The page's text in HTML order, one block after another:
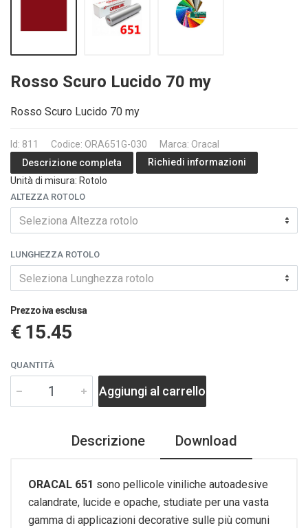
Rosso Scuro Lucido 70 my
Rosso Scuro Lucido 70 my
Id: 811 Codice: ORA651G-030
Marca: Oracal
Descrizione completa
Richiedi informazioni
Unità di misura: Rotolo
ALTEZZA ROTOLO
Seleziona Altezza rotolo
LUNGHEZZA ROTOLO
Seleziona Lunghezza rotolo
Prezzo iva esclusa
€ 15.45
QUANTITÀ
Aggiungi al carrello
Descrizione Download
ORACAL 651 sono pellicole viniliche autoadesive
calandrate, lucide e opache, studiate per una vasta
gamma di applicazioni decorative sulle più comuni